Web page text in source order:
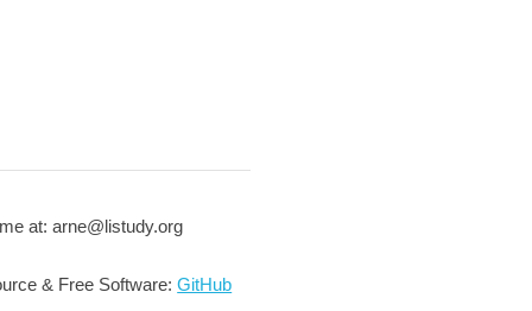
at: arne@listudy.org
& Free Software:GitHub